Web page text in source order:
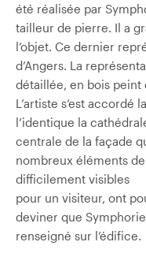
été réalisée par
tailleur de pierre. Il a
l’objet. Ce dernier
d’Angers. La
détaillée, en bois
L’artiste s’est accordé
l’identique la
centrale de la façade
nombreux éléments
difficilement visibles
pour un visiteur, ont
deviner que
renseigné sur l’édifice.